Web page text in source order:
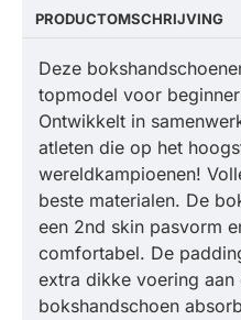
PRODUCTOMSCHRIJVING
Deze
topmodel voor
Ontwikkelt in
atleten die op het
wereldkampioenen!
beste materialen. De
een 2nd skin pasvorm
comfortabel. De
extra dikke voering
bokshandschoen